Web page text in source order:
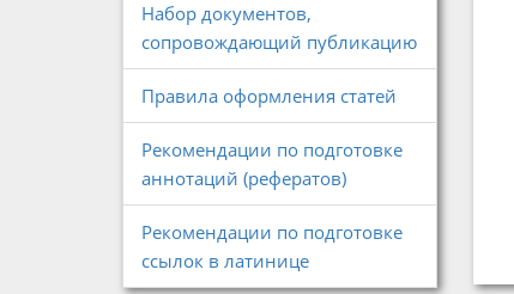
Набор документов,
сопровождающий публикацию
Правила оформления статей
Рекомендации по подготовке
аннотаций (рефератов)
Рекомендации по подготовке
ссылок в латинице